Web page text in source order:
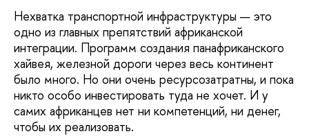
Нехватка транспортной инфраструктуры — это
одно из главных препятствий африканской
интеграции. Программ создания панафриканского
хайвея, железной дороги через весь континент
было много. Но они очень ресурсозатратны, и пока
никто особо инвестировать туда не хочет. И у
самих африканцев нет ни компетенций, ни денег,
чтобы их реализовать.